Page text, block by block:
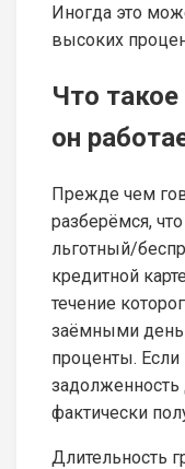
Иногда это
высоких
Что такое
он
Прежде чем
разберёмся,
льготный/
кредитной
течение
заёмными
проценты. Если
задолженность
фактически
Длительность